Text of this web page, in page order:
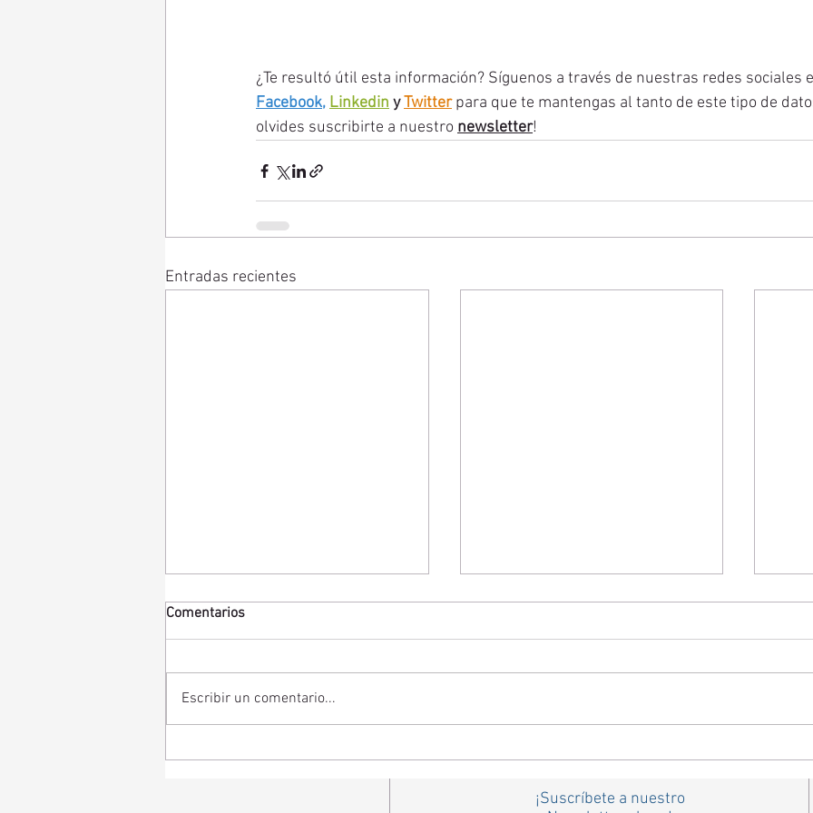
¿Te resultó útil esta información? Síguenos a través de nuestras redes sociales
Facebook,Linkediny Twitter para que te mantengas al tanto de este tipo de
olvides suscribirte a nuestro newsletter!
Entradas recientes
Comentarios
Escribir un comentario...
¡Suscríbete a nuestro